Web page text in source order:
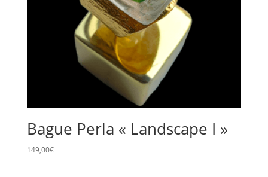
Bague Perla « Landscape I »
149,00€